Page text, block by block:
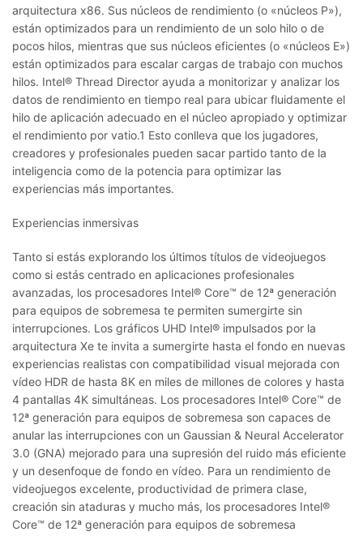
arquitectura x86. Sus núcleos de rendimiento (o «núcleos P»),
están optimizados para un rendimiento de un solo hilo o de
pocos hilos, mientras que sus núcleos eficientes (o «núcleos E»)
están optimizados para escalar cargas de trabajo con muchos
hilos. Intel® Thread Director ayuda a monitorizar y analizar los
datos de rendimiento en tiempo real para ubicar fluidamente el
hilo de aplicación adecuado en el núcleo apropiado y optimizar
el rendimiento por vatio.1 Esto conlleva que los jugadores,
creadores y profesionales pueden sacar partido tanto de la
inteligencia como de la potencia para optimizar las
experiencias más importantes.
Experiencias inmersivas
Tanto si estás explorando los últimos títulos de videojuegos
como si estás centrado en aplicaciones profesionales
avanzadas, los procesadores Intel® Core™ de 12ª generación
para equipos de sobremesa te permiten sumergirte sin
interrupciones. Los gráficos UHD Intel® impulsados por la
arquitectura Xe te invita a sumergirte hasta el fondo en nuevas
experiencias realistas con compatibilidad visual mejorada con
vídeo HDR de hasta 8K en miles de millones de colores y hasta
4 pantallas 4K simultáneas. Los procesadores Intel® Core™ de
12ª generación para equipos de sobremesa son capaces de
anular las interrupciones con un Gaussian & Neural Accelerator
3.0 (GNA) mejorado para una supresión del ruido más eficiente
y un desenfoque de fondo en vídeo. Para un rendimiento de
videojuegos excelente, productividad de primera clase,
creación sin ataduras y mucho más, los procesadores Intel®
Core™ de 12ª generación para equipos de sobremesa